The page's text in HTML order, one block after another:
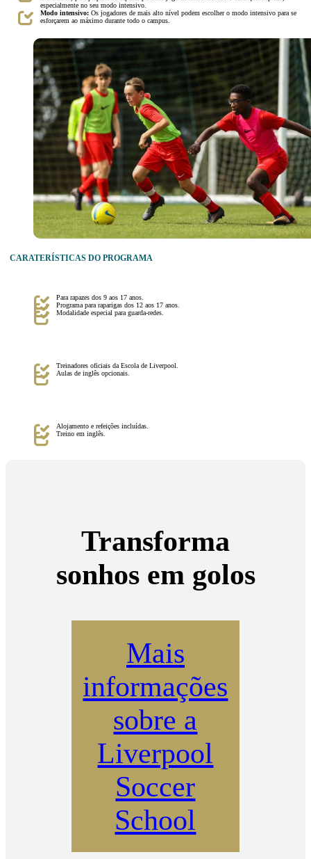
especialmente no seu modo intensivo.
Modo intensivo: Os jogadores de mais alto nível podem escolher o modo intensivo para se
esforçarem ao máximo durante todo o campus.
CARATERÍSTICAS DO PROGRAMA
Para rapazes dos 9 aos 17 anos.
Programa para raparigas dos 12 aos 17 anos.
Modalidade especial para guarda-redes.
Treinadores oficiais da Escola de Liverpool.
Aulas de inglês opcionais.
Alojamento e refeições incluídas.
Treino em inglês.
Transforma
sonhos em golos
Mais
informações
sobre a
Liverpool
Soccer
School